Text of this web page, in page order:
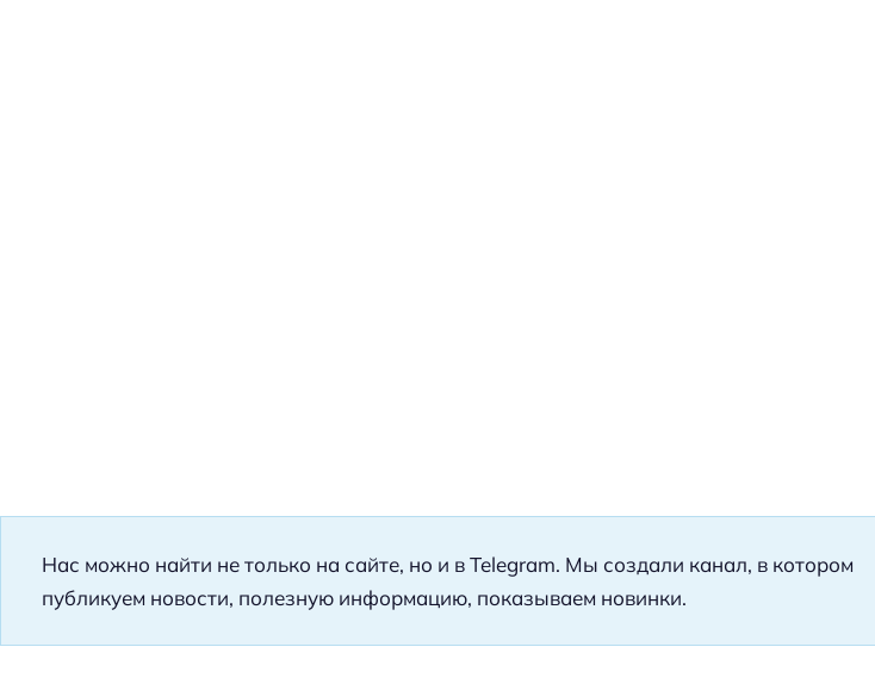
Нас можно найти не только на сайте, но и в Telegram. Мы создали канал, в котором
публикуем новости, полезную информацию, показываем новинки.